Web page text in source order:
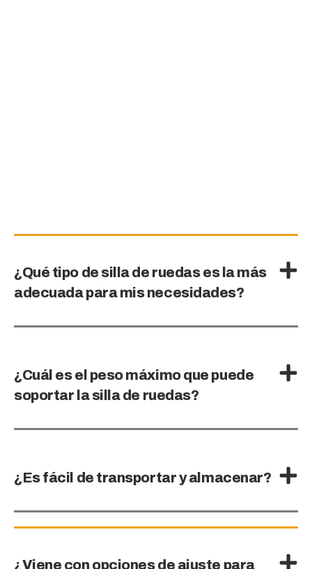
¿Qué tipo de silla de ruedas es la más
adecuada para mis necesidades?
¿Cuál es el peso máximo que puede
soportar la silla de ruedas?
¿Es fácil de transportar y almacenar?
¿Viene con opciones de ajuste para